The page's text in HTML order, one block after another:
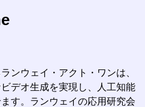
ンウェイ・アクト・ワンは、
デオ生成を実現し、人工知能
す。ランウェイの応用研究会